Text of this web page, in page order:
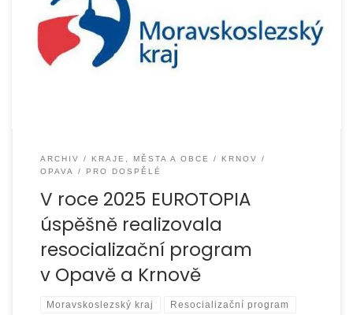
Organizace EUROTOPIA.CZ, o.p.s. úspěšně realizovala
v roce 2025 Resocializační program, jehož cílem bylo
podpořit osoby po trestné činnosti při jejich návratu do
společnosti
ARCHIV KRAJE, MĚSTA A OBCE
KRNOV
OPAVA
PRO DOSPĚLÉ
V roce 2025 EUROTOPIA
úspěšně realizovala
resocializační program
v Opavě a Krnově
Moravskoslezský kraj Resocializační program